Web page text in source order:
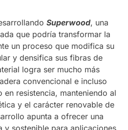
Superwood, una
que podría transformar la
un proceso que modifica su
y densifica sus fibras de
logra ser mucho más
convencional e incluso
resistencia, manteniendo al
y el carácter renovable de
apunta a ofrecer una
y sostenible para aplicaciones